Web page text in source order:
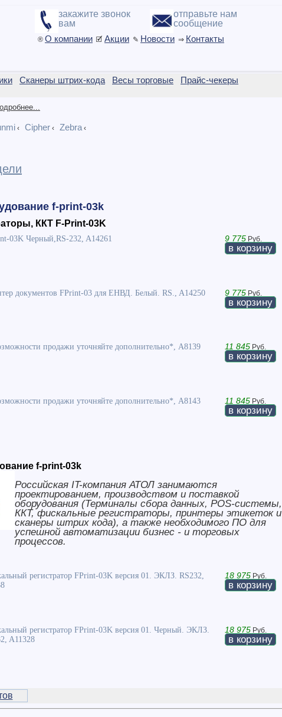
закажите звонок
вам
отправьте нам
сообщение
® О компании 🗹 Акции ✎ Новости ⇒ Контакты
Сканеры штрих-кода Весы торговые
Прайс-чекеры
‹ Cipher ‹ Zebra‹
f-print-03k
ККТ F-Print-03K
03K Черный,RS-232, A14261 9 775 Руб.
в корзину
документов FPrint-03 для ЕНВД. Белый. RS., A14250 9 775 Руб.
в корзину
продажи уточняйте дополнительно*, A8139 11 845 Руб.
в корзину
продажи уточняйте дополнительно*, A8143 11 845 Руб.
в корзину
f-print-03k
Российская IT-компания АТОЛ занимаются
проектированием, производством и поставкой
оборудования (Терминалы сбора данных, POS-системы,
ККТ, фискальные регистраторы, принтеры этикеток и
сканеры штрих кода), а также необходимого ПО для
успешной автоматизации бизнес - и торговых
процессов.
регистратор FPrint-03K версия 01. ЭКЛЗ. RS232,
18 975 Руб.
в корзину
регистратор FPrint-03K версия 01. Черный. ЭКЛЗ.
A11328
18 975 Руб.
в корзину